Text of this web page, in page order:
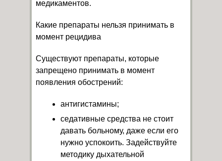
медикаментов.
Какие препараты нельзя принимать в
момент рецидива
Существуют препараты, которые
запрещено принимать в момент
появления обострений:
антигистамины;
седативные средства не стоит
давать больному, даже если его
нужно успокоить. Задействуйте
методику дыхательной